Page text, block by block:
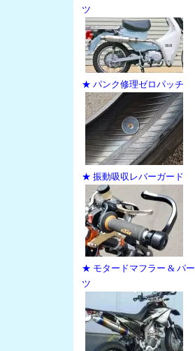
ツ
★ パンク修理ゼロパッチ
★ 振動吸収レバーガード
★ モタードマフラー & パー
ツ